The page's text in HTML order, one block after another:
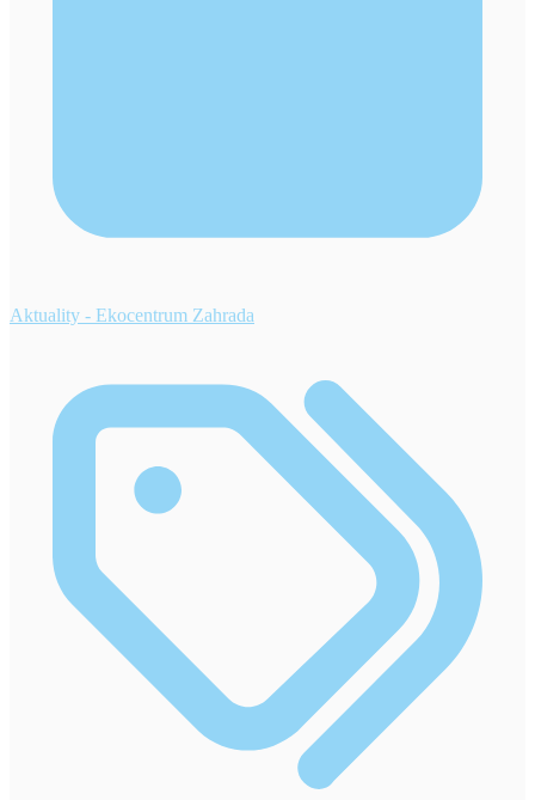
Aktuality - Ekocentrum Zahrada